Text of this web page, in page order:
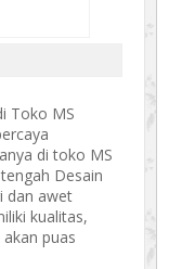
Toko MS
di toko MS
Desain
dan awet
kualitas,
puas